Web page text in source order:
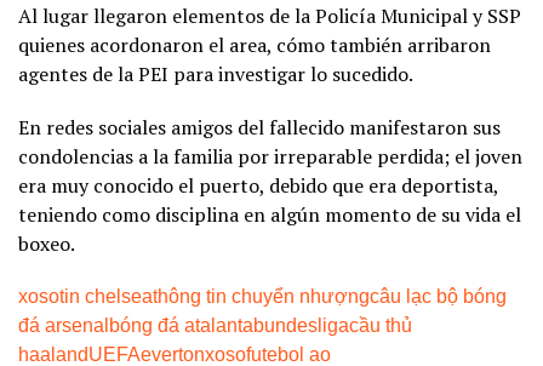
Al lugar llegaron elementos de la Policía Municipal y SSP
quienes acordonaron el area, cómo también arribaron
agentes de la PEI para investigar lo sucedido.
En redes sociales amigos del fallecido manifestaron sus
condolencias a la familia por irreparable perdida; el joven
era muy conocido el puerto, debido que era deportista,
teniendo como disciplina en algún momento de su vida el
boxeo.
xosotin chelseathông tin chuyển nhượngcâu lạc bộ bóng
đá arsenal bóng đá atalantabundesligacầu thủ
haalandUEFAevertonxosofutebol ao